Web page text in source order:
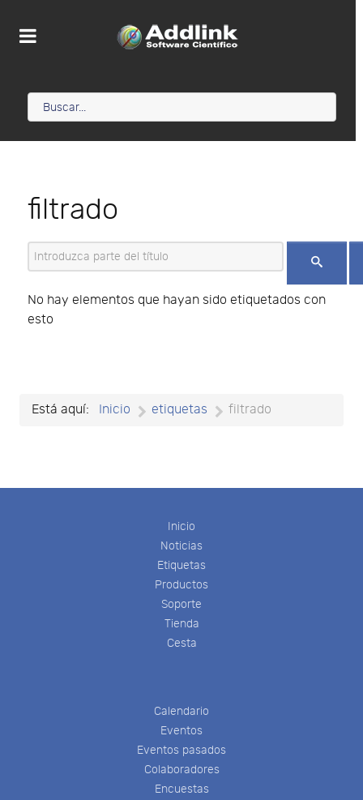
filtrado
Introduzca parte del título
No hay elementos que hayan sido etiquetados con
esto
Está aquí: Inicio etiquetas filtrado
Inicio
Noticias
Etiquetas
Productos
Soporte
Tienda
Cesta
Calendario
Eventos
Eventos pasados
Colaboradores
Encuestas